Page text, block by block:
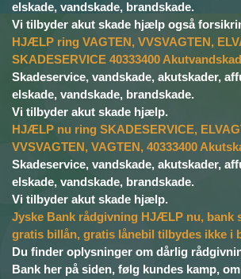
elskade, vandskade, brandskade.
Vi tilbyder akut skade hjælp også
HJÆLP ring VAGTEN, VVSVAGTEN,
SKADESERVICE 40333400
Skadeservice, vandskade, akutskader,
elskade, vandskade, brandskade.
Vi tilbyder akut skade hjælp.
HJÆLP nu ring SKADESERVICE,
VVSVAGTEN, VAGTEN, 40333400
Skadeservice, vandskade, akutskader,
elskade, vandskade, brandskade.
Vi tilbyder akut skade hjælp.
Jyske Bank rådgivning HJÆLP nu, bank
gratis billån, gratis lånebil tilbydes ikke i
Du finder oplysninger om dårlig
Bank her på siden, følg kundes kamp,